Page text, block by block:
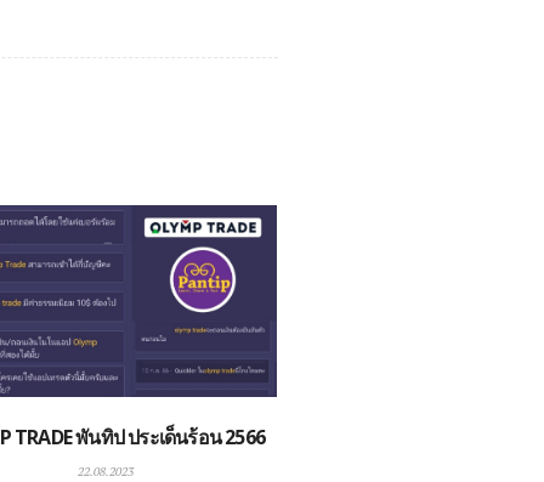
TRADE พันทิป ประเด็นร้อน 2566
22.08.2023